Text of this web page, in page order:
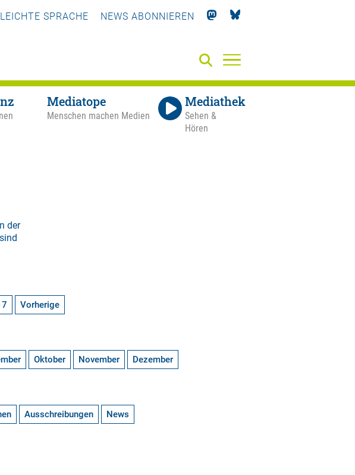
LEICHTE SPRACHE NEWS ABONNIEREN
Mediatope
Menschen machen Medien
Mediathek
Sehen &
Hören
der
sind
Vorherige
Oktober November Dezember
Ausschreibungen News